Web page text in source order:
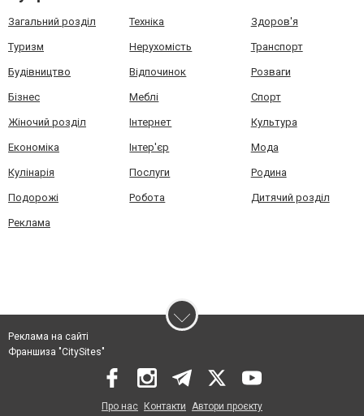
Загальний розділ Техніка Здоров'я
Туризм Нерухомість Транспорт
Будівництво Відпочинок Розваги
Бізнес Меблі Спорт
Жіночий розділ Інтернет Культура
Економіка Інтер'єр Мода
Кулінарія Послуги Родина
Подорожі Робота Дитячий розділ
Реклама
Реклама на сайті
Франшиза "CitySites"
Про нас Контакти Автори проєкту